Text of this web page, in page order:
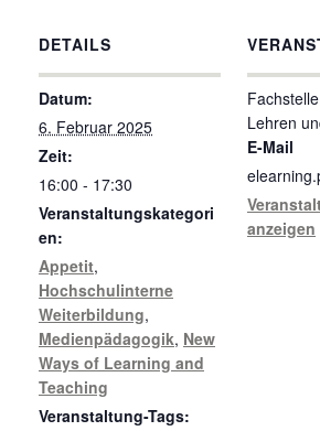
DETAILS
Datum:
6. Februar 2025
Zeit:
16:00 - 17:30
Veranstaltungskategori
en:
Appetit,
Hochschulinterne
Weiterbildung,
Medienpädagogik, New
Ways of Learning and
Teaching
Veranstaltung-Tags:
Lehren
E-Mail
anzeigen